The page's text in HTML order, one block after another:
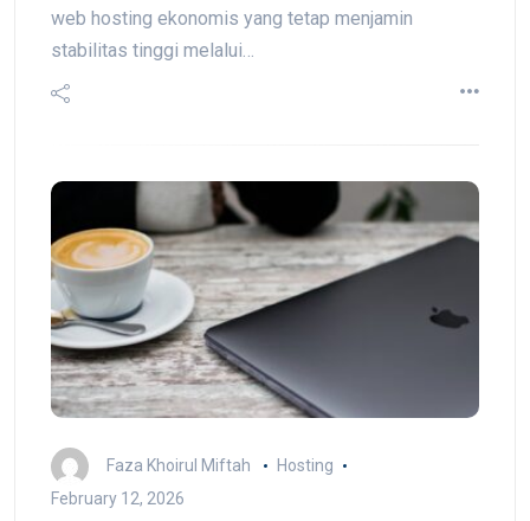
web hosting ekonomis yang tetap menjamin
stabilitas tinggi melalui…
Faza Khoirul Miftah
Hosting
February 12, 2026